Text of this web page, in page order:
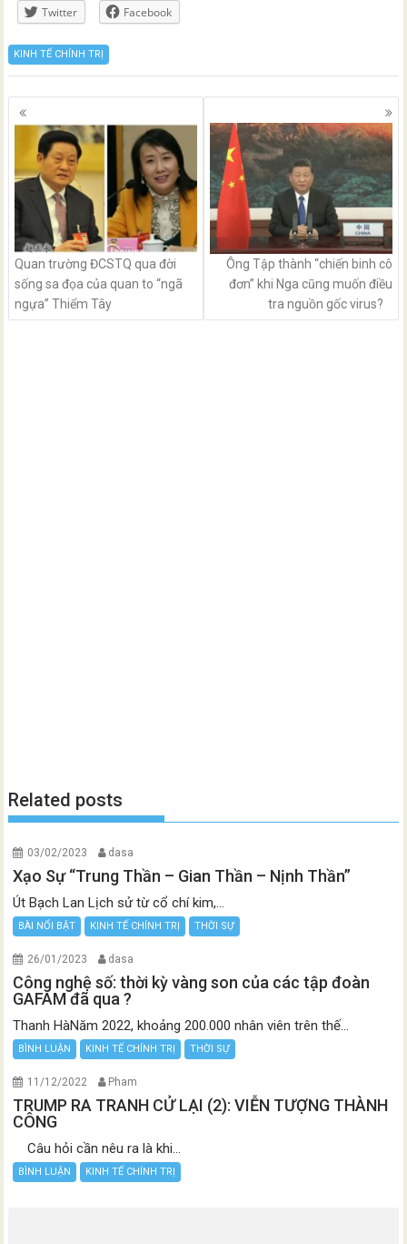
Twitter Facebook
KINH TẾ CHÍNH TRỊ
Posts
navigation
Quan trường ĐCSTQ qua đời
sống sa đọa của quan to “ngã
ngựa” Thiểm Tây
Ông Tập thành “chiến binh cô
đơn” khi Nga cũng muốn điều
tra nguồn gốc virus?
Related posts
03/02/2023 dasa
Xạo Sự “Trung Thần – Gian Thần – Nịnh Thần”
Út Bạch Lan Lịch sử từ cổ chí kim,...
BÀI NỔI BẬT KINH TẾ CHÍNH TRỊ THỜI SỰ
26/01/2023 dasa
Công nghệ số: thời kỳ vàng son của các tập đoàn
GAFAM đã qua ?
Thanh HàNăm 2022, khoảng 200.000 nhân viên trên thế...
BÌNH LUẬN KINH TẾ CHÍNH TRỊ THỜI SỰ
11/12/2022 Pham
TRUMP RA TRANH CỬ LẠI (2): VIỄN TƯỢNG THÀNH
CÔNG
Câu hỏi cần nêu ra là khi...
BÌNH LUẬN KINH TẾ CHÍNH TRỊ